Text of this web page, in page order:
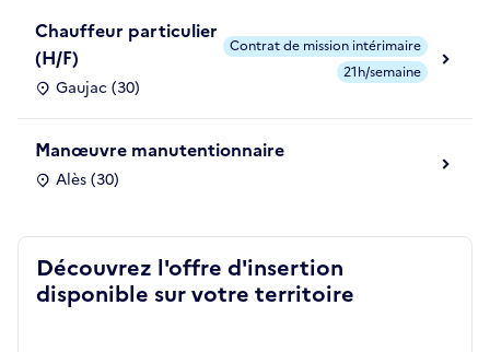
Chauffeur particulier
(H/F)
Gaujac (30)
Contrat de mission intérimaire
21h/semaine
Manœuvre manutentionnaire
Alès (30)
Découvrez l'offre d'insertion
disponible sur votre territoire